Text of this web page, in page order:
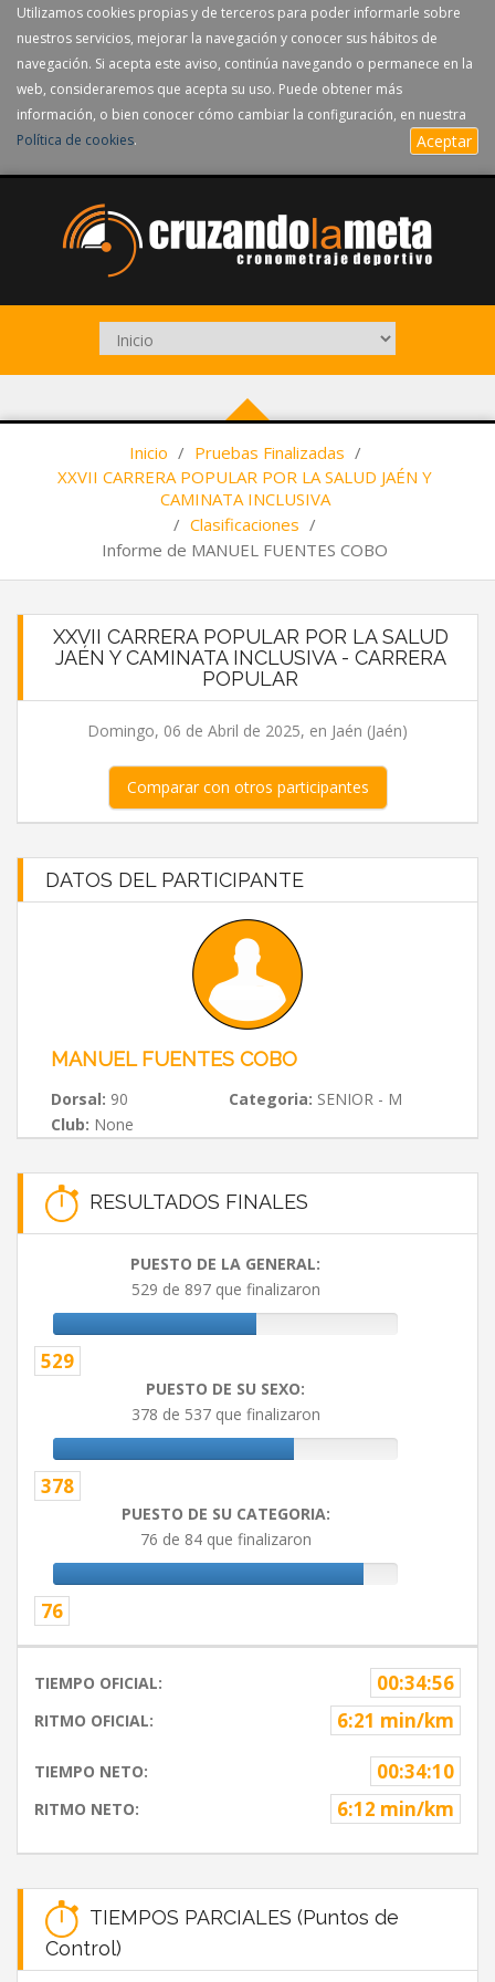
Utilizamos cookies propias y de terceros para poder informarle sobre
nuestros servicios, mejorar la navegación y conocer sus hábitos de
navegación. Si acepta este aviso, continúa navegando o permanece en la
web, consideraremos que acepta su uso. Puede obtener más
información, o bien conocer cómo cambiar la configuración, en nuestra
Política de cookies. Aceptar
Inicio / Pruebas Finalizadas /
XXVII CARRERA POPULAR POR LA SALUD JAÉN Y
CAMINATA INCLUSIVA
/ Clasificaciones /
Informe de MANUEL FUENTES COBO
XXVII CARRERA POPULAR POR LA SALUD
JAÉN Y CAMINATA INCLUSIVA - CARRERA
POPULAR
Domingo, 06 de Abril de 2025, en Jaén (Jaén)
Comparar con otros participantes
DATOS DEL PARTICIPANTE
MANUEL FUENTES COBO
Dorsal: 90 Categoria: SENIOR - M
Club: None
RESULTADOS FINALES
PUESTO DE LA GENERAL:
529 de 897 que finalizaron
529
PUESTO DE SU SEXO:
378 de 537 que finalizaron
378
PUESTO DE SU CATEGORIA:
76 de 84 que finalizaron
76
TIEMPO OFICIAL: 00:34:56
RITMO OFICIAL: 6:21 min/km
TIEMPO NETO: 00:34:10
RITMO NETO: 6:12 min/km
TIEMPOS PARCIALES (Puntos de
Control)